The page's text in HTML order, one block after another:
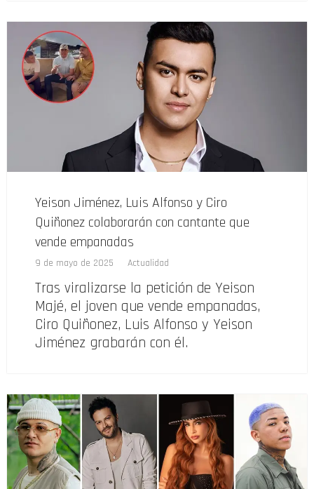
Yeison Jiménez, Luis Alfonso y Ciro
Quiñonez colaborarán con cantante que
vende empanadas
9 de mayo de 2025 Actualidad
Tras viralizarse la petición de Yeison
Majé, el joven que vende empanadas,
Ciro Quiñonez, Luis Alfonso y Yeison
Jiménez grabarán con él.